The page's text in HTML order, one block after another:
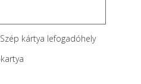
Szép kártya lefogadóhely